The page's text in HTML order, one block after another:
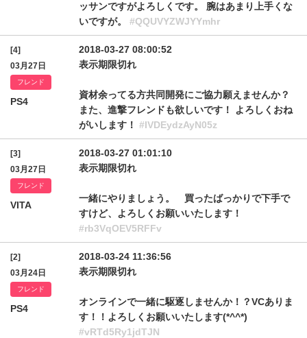
ッサンですがよろしくです。 腕はあまり上手くな
いですが。 #QQUVYZWJYYmhr
[4]
03月27日
フレンド
PS4
2018-03-27 08:00:52
表示期限切れ
資材余ってる方共同開発にご協力願えませんか？
また、進撃フレンドも欲しいです！ よろしくおね
がいします！ #IVDEydzAyN05z
[3]
03月27日
フレンド
VITA
2018-03-27 01:01:10
表示期限切れ
一緒にやりましょう。 買ったばっかりで下手で
すけど、よろしくお願いいたします！
#rb3VqOEV5RFFv
[2]
03月24日
フレンド
PS4
2018-03-24 11:36:56
表示期限切れ
オンラインで一緒に駆逐しませんか！？VCありま
す！！よろしくお願いいたします(*^^*)
#vRTd5Ry1jdTJN